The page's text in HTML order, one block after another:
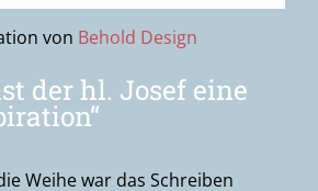
von Behold Design
der hl. Josef eine
Weihe war das Schreiben